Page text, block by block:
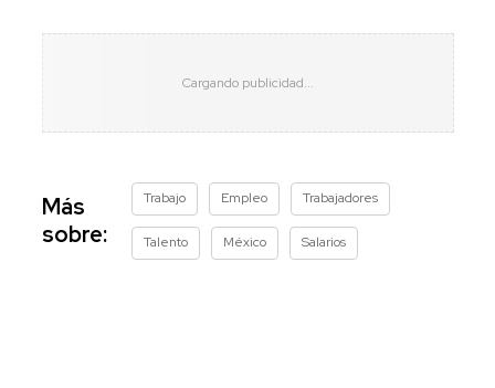
Más
sobre:
Trabajo Empleo Trabajadores
Talento México Salarios